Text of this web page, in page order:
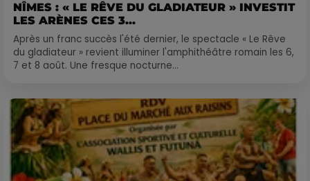
NÎMES : « LE RÊVE DU GLADIATEUR » INVESTIT
LES ARÈNES CES 3...
Après un franc succès l'été dernier, le spectacle « Le Rêve
du gladiateur » revient illuminer l'amphithéâtre romain les 6,
7 et 8 août. Une fresque nocturne...